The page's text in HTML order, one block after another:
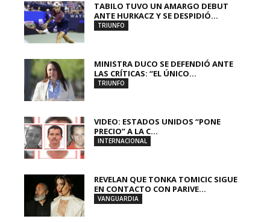
TABILO TUVO UN AMARGO DEBUT
ANTE HURKACZ Y SE DESPIDIÓ...
TRIUNFO
MINISTRA DUCO SE DEFENDIÓ ANTE
LAS CRÍTICAS: “EL ÚNICO...
TRIUNFO
VIDEO: ESTADOS UNIDOS “PONE
PRECIO” A LA C...
INTERNACIONAL
REVELAN QUE TONKA TOMICIC SIGUE
EN CONTACTO CON PARIVE...
VANGUARDIA